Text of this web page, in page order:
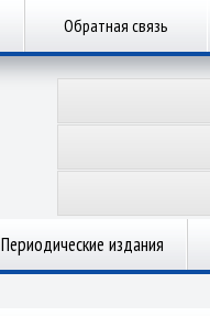
Обратная связь
Периодические издания